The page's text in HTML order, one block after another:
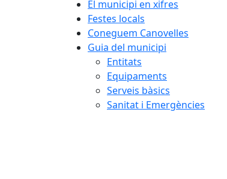
El municipi en xifres
Festes locals
Coneguem Canovelles
Guia del municipi
Entitats
Equipaments
Serveis bàsics
Sanitat i Emergències